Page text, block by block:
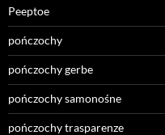
Peeptoe
pończochy
pończochy gerbe
pończochy samonośne
pończochy trasparenze